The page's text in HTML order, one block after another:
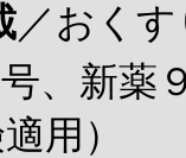
／おく
、新薬
用）